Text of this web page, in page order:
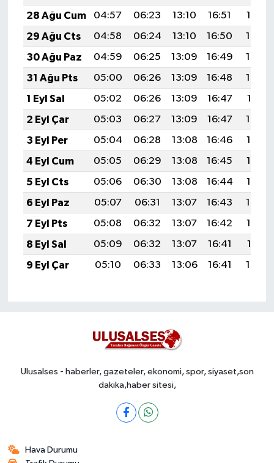
28 Ağu Cum
04:57 06:23 13:10 16:51
19:47
29 Ağu Cts
04:58 06:24 13:10 16:50
19:46
30 Ağu Paz
04:59 06:25 13:09 16:49
19:44
31 Ağu Pts
05:00 06:26 13:09 16:48
19:43
1 Eyl Sal
05:02 06:26 13:09 16:47
19:41
2 Eyl Çar
05:03 06:27 13:09 16:47
19:40
3 Eyl Per
05:04 06:28 13:08 16:46
19:38
4 Eyl Cum
05:05 06:29 13:08 16:45
19:37
5 Eyl Cts
05:06 06:30 13:08 16:44
19:35
6 Eyl Paz
05:07 06:31 13:07 16:43
19:34
7 Eyl Pts
05:08 06:32 13:07 16:42
19:32
8 Eyl Sal
05:09 06:32 13:07 16:41
19:31
9 Eyl Çar
05:10 06:33 13:06 16:41 19:29
Ulusalses - haberler, gazeteler, ekonomi, spor, siyaset,son
dakika,haber sitesi,
Hava Durumu